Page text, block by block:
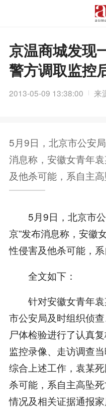
京温商城发现
警方调取监控
2013-05-09 13:38:00 来
5月9日，北京市公安
消息称，安徽女青年
及他杀可能，系自主高
5月9日，北京市公
京”发布消息称，安徽
性侵害及他杀可能，系
全文如下：
针对安徽女青年袁
市公安局及时组织侦查
尸体检验进行了认真
监控录像、走访调查
综合上述工作，袁某
杀可能，系自主高坠
情况及相关证据通报家